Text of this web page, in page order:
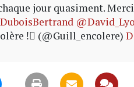
jour quasiment.
!⃝ (@Guill_encolere)